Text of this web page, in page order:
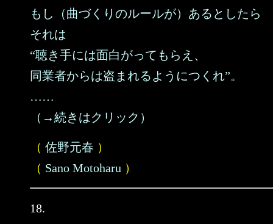
もし（曲づくりのルールが）あるとしたら
それは
“聴き手には面白がってもらえ、
同業者からは盗まれるようにつくれ”。
……
（→続きはクリック）
（ 佐野元春 ）
（ Sano Motoharu ）
18.